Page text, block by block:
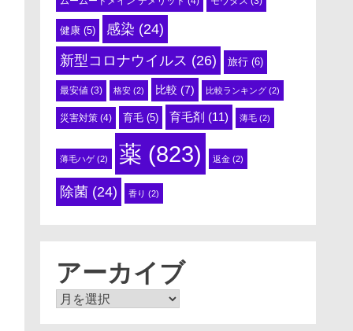
健康 (5) 感染 (24)
新型コロナウイルス (26) 旅行 (6)
最安値 (3) 格安 (2) 比較 (7) 比較ランキング (2)
災害対策 (4) 育毛 (5) 育毛剤 (11) 薄毛 (2)
薄毛ハゲ(2) 薬 (823) 返金 (2)
除菌 (24) 香り (2)
アーカイブ
ア